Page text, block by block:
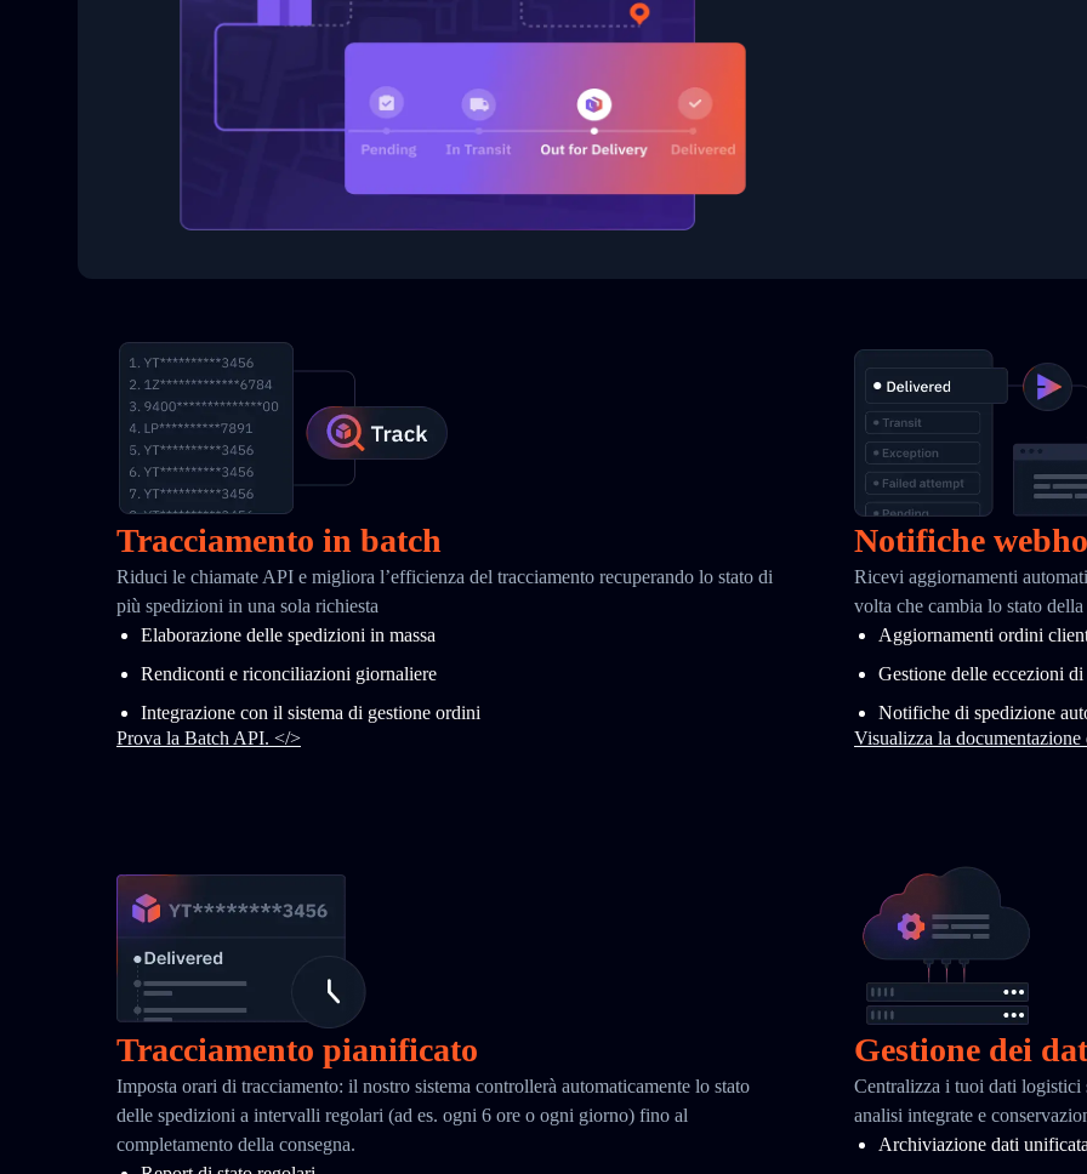
Tracciamento in batch
Riduci le chiamate API e migliora l’efficienza del tracciamento recuperando lo stato di
più spedizioni in una sola richiesta
Elaborazione delle spedizioni in massa
Rendiconti e riconciliazioni giornaliere
Integrazione con il sistema di gestione ordini
Prova la Batch API. </>
Notifiche
Ricevi aggiornamenti
volta che cambia lo stato
Aggiornamenti ordini
Gestione delle eccezioni di
Notifiche di spedizione
Visualizza la
Tracciamento pianificato
Imposta orari di tracciamento: il nostro sistema controllerà automaticamente lo stato
delle spedizioni a intervalli regolari (ad es. ogni 6 ore o ogni giorno) fino al
completamento della consegna.
Gestione dei
Centralizza i tuoi dati
analisi integrate e
Archiviazione dati unificata